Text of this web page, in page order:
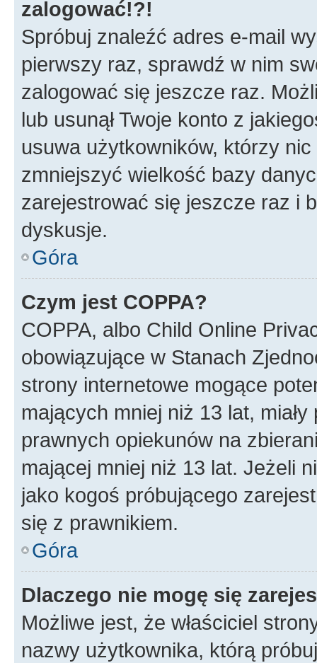
zalogować!?!
Spróbuj znaleźć adres e-mail
pierwszy raz, sprawdź w nim
zalogować się jeszcze raz.
lub usunął Twoje konto z
usuwa użytkowników, którzy
zmniejszyć wielkość bazy
zarejestrować się jeszcze raz i
dyskusje.
Góra
Czym jest COPPA?
COPPA, albo Child Online
obowiązujące w Stanach
strony internetowe mogące
mających mniej niż 13 lat,
prawnych opiekunów na
mającej mniej niż 13 lat. Jeżeli
jako kogoś próbującego
się z prawnikiem.
Góra
Dlaczego nie mogę się
Możliwe jest, że właściciel
nazwy użytkownika, którą